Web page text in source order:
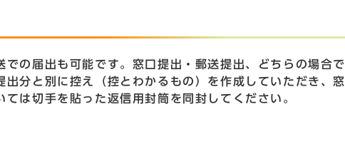
の届出も可能です。窓口提出・郵送提出、どちらの場合で
分と別に控え（控とわかるもの）を作成していただき、窓
は切手を貼った返信用封筒を同封してください。